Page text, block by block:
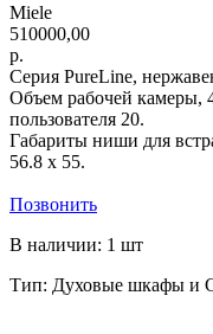
Miele
510000,00
р.
Серия PureLine,
Объем рабочей камеры,
пользователя 20.
Габариты ниши для
56.8 х 55.
Позвонить
В наличии: 1 шт
Тип: Духовые шкафы и